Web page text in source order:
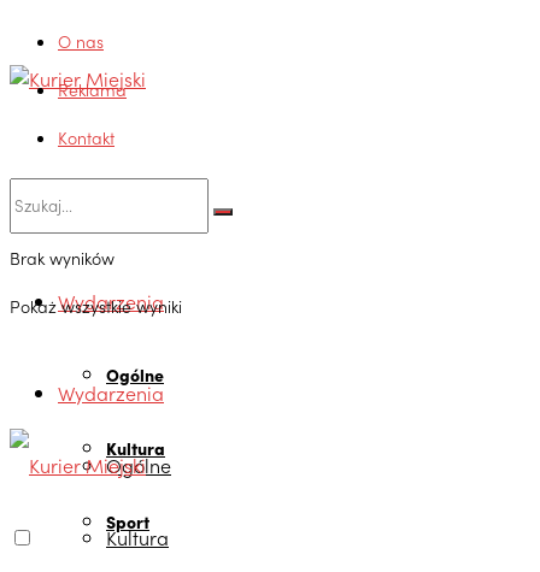
O nas
Reklama
Kontakt
Brak wyników
Pokaż wszystkie wyniki
Wydarzenia
Ogólne
Kultura
Sport
Wydarzenia
Ogólne
Kultura